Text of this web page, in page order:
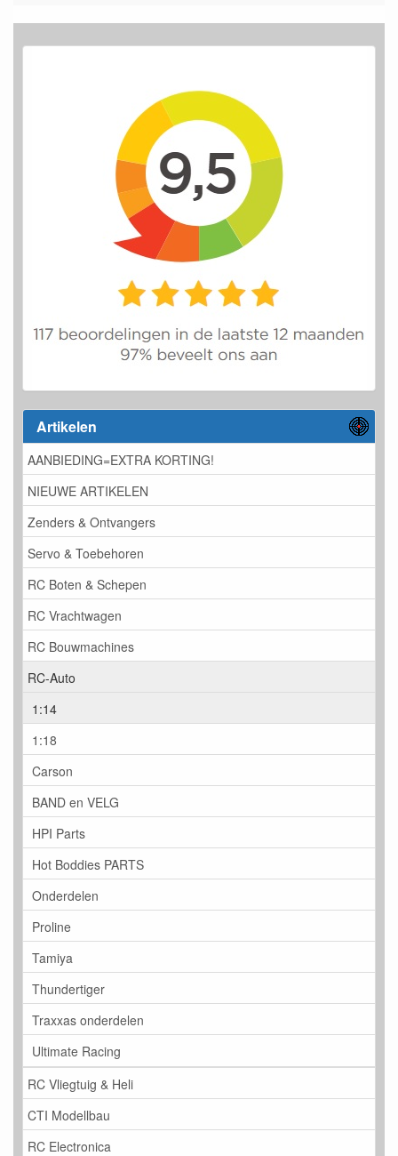
Artikelen
AANBIEDING=EXTRA KORTING!
NIEUWE ARTIKELEN
Zenders & Ontvangers
Servo & Toebehoren
RC Boten & Schepen
RC Vrachtwagen
RC Bouwmachines
RC-Auto
1:14
1:18
Carson
BAND en VELG
HPI Parts
Hot Boddies PARTS
Onderdelen
Proline
Tamiya
Thundertiger
Traxxas onderdelen
Ultimate Racing
RC Vliegtuig & Heli
CTI Modellbau
RC Electronica